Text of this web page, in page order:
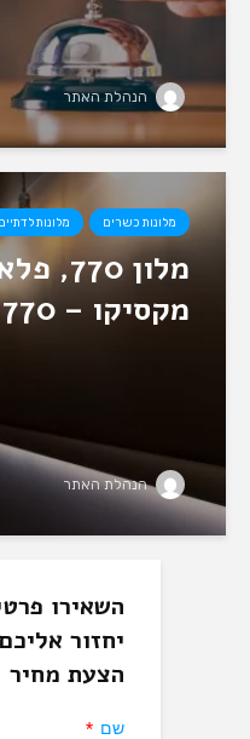
הנהלת האתר
מלונות כשרים מלונות לדתיים
מלון
מקסיקו – Hotel 770
הנהלת האתר
השאירו
יחזור
הצעת מחיר
שם